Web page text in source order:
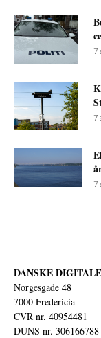
7
7
7
DANSKE
Norgesgade 48
7000 Fredericia
CVR nr. 40954481
DUNS nr. 306166788